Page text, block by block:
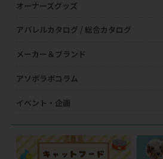
オーナーズグッズ
アパレルカタログ / 総合カタログ
メーカー＆ブランド
アソボラボコラム
イベント・企画